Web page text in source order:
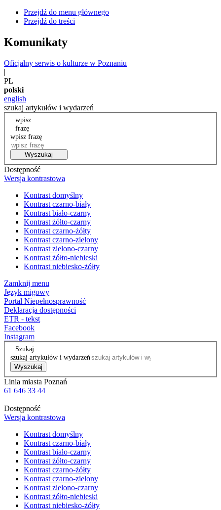
Przejdź do menu głównego
Przejdź do treści
Komunikaty
Oficjalny serwis o kulturze w Poznaniu
|
PL
polski
english
szukaj artykułów i wydarzeń
wpisz
frazę
wpisz frazę
Wyszukaj
Dostępność
Wersja kontrastowa
Kontrast domyślny
Kontrast czarno-biały
Kontrast biało-czarny
Kontrast żółto-czarny
Kontrast czarno-żółty
Kontrast czarno-zielony
Kontrast zielono-czarny
Kontrast żółto-niebieski
Kontrast niebiesko-żółty
Zamknij menu
Język migowy
Portal Niepełnosprawność
Deklaracja dostępności
ETR - tekst
Facebook
Instagram
Szukaj
szukaj artykułów i wydarzeń
Wyszukaj
Linia miasta Poznań
61 646 33 44
Dostępność
Wersja kontrastowa
Kontrast domyślny
Kontrast czarno-biały
Kontrast biało-czarny
Kontrast żółto-czarny
Kontrast czarno-żółty
Kontrast czarno-zielony
Kontrast zielono-czarny
Kontrast żółto-niebieski
Kontrast niebiesko-żółty